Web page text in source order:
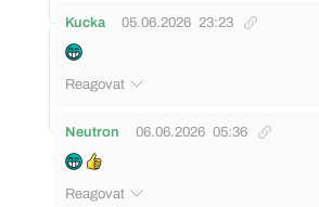
Kucka 05.06.2026 23:23
Reagovat
Neutron 06.06.2026 05:36
Reagovat